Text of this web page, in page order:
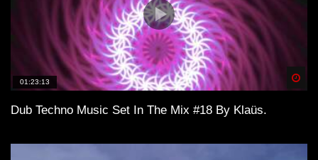
01:23:13
Dub Techno Music Set In The Mix #18 By Klaüs.